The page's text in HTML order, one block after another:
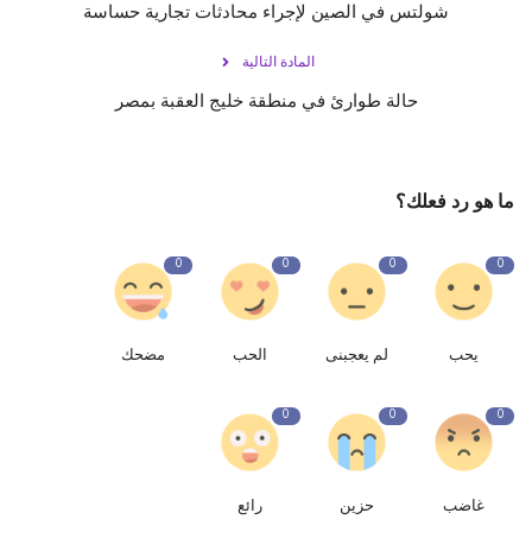
شولتس في الصين لإجراء محادثات تجارية حساسة
المادة التالية
حالة طوارئ في منطقة خليج العقبة بمصر
ما هو رد فعلك؟
0
يحب
0
لم يعجبنى
0
الحب
0
مضحك
0
غاضب
0
حزين
0
رائع